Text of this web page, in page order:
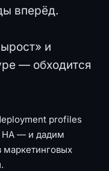
вперёд.
и
— обходится
profiles
HA — и дадим
маркетинговых